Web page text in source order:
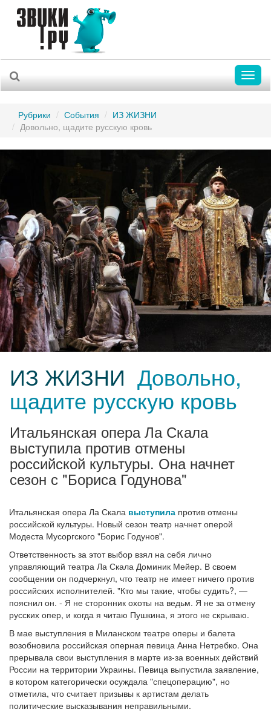
Рубрики События
ИЗ ЖИЗНИ
Довольно, щадите русскую кровь
ИЗ ЖИЗНИ Довольно,
щадите русскую кровь
Итальянская опера Ла Скала
выступила против отмены
российской культуры. Она начнет
сезон с "Бориса Годунова"
Итальянская опера Ла Скала выступила против отмены
российской культуры. Новый сезон театр начнет оперой
Модеста Мусоргского "Борис Годунов".
Ответственность за этот выбор взял на себя лично
управляющий театра Ла Скала Доминик Мейер. В своем
сообщении он подчеркнул, что театр не имеет ничего против
российских исполнителей. "Кто мы такие, чтобы судить?, —
пояснил он. - Я не сторонник охоты на ведьм. Я не за отмену
русских опер, и когда я читаю Пушкина, я этого не скрываю.
В мае выступления в Миланском театре оперы и балета
возобновила российская оперная певица Анна Нетребко. Она
прерывала свои выступления в марте из‑за военных действий
России на территории Украины. Певица выпустила заявление,
в котором категорически осуждала "спецоперацию", но
отметила, что считает призывы к артистам делать
политические высказывания неправильными.